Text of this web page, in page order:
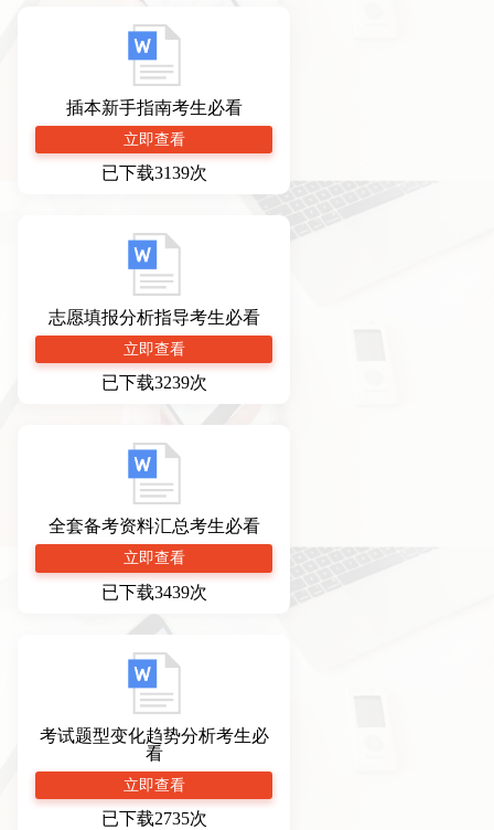
插本新手指南考生必看
立即查看
已下载3139次
志愿填报分析指导考生必看
立即查看
已下载3239次
全套备考资料汇总考生必看
立即查看
已下载3439次
考试题型变化趋势分析考生必
看
立即查看
已下载2735次